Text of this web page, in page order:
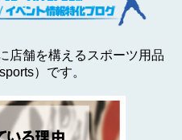
店舗を構えるスポーツ用品
）です。